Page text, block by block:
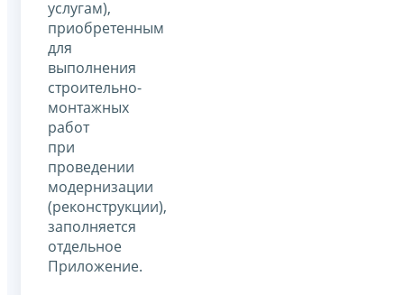
услугам),
приобретенным
для
выполнения
строительно-
монтажных
работ
при
проведении
модернизации
(реконструкции),
заполняется
отдельное
Приложение.